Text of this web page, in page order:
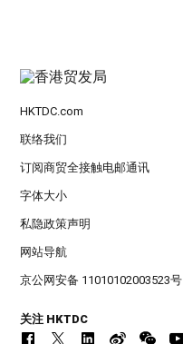
HKTDC.com
联络我们
订阅商贸全接触电邮通讯
字体大小
私隐政策声明
网站导航
京公网安备 11010102003523号
关注 HKTDC